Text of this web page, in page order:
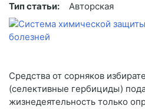
Тип статьи: Авторская
Средства от сорняков
(селективные гербициды)
жизнедеятельность только